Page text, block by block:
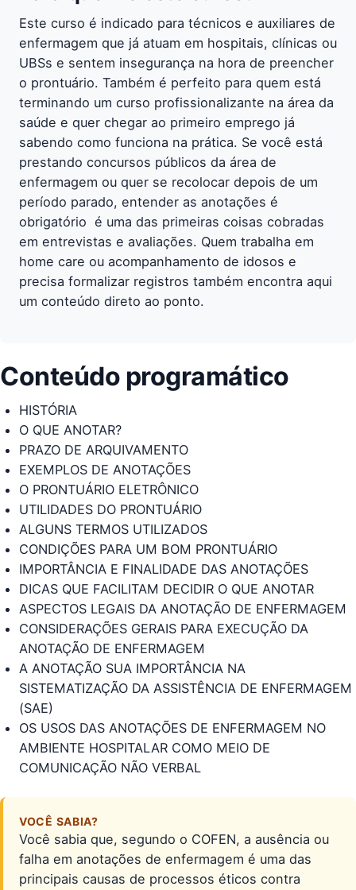
Este curso é indicado para técnicos e auxiliares de
enfermagem que já atuam em hospitais, clínicas ou
UBSs e sentem insegurança na hora de preencher
o prontuário. Também é perfeito para quem está
terminando um curso profissionalizante na área da
saúde e quer chegar ao primeiro emprego já
sabendo como funciona na prática. Se você está
prestando concursos públicos da área de
enfermagem ou quer se recolocar depois de um
período parado, entender as anotações é
obrigatório  é uma das primeiras coisas cobradas
em entrevistas e avaliações. Quem trabalha em
home care ou acompanhamento de idosos e
precisa formalizar registros também encontra aqui
um conteúdo direto ao ponto.
Conteúdo programático
HISTÓRIA
O QUE ANOTAR?
PRAZO DE ARQUIVAMENTO
EXEMPLOS DE ANOTAÇÕES
O PRONTUÁRIO ELETRÔNICO
UTILIDADES DO PRONTUÁRIO
ALGUNS TERMOS UTILIZADOS
CONDIÇÕES PARA UM BOM PRONTUÁRIO
IMPORTÂNCIA E FINALIDADE DAS ANOTAÇÕES
DICAS QUE FACILITAM DECIDIR O QUE ANOTAR
ASPECTOS LEGAIS DA ANOTAÇÃO DE ENFERMAGEM
CONSIDERAÇÕES GERAIS PARA EXECUÇÃO DA
ANOTAÇÃO DE ENFERMAGEM
A ANOTAÇÃO SUA IMPORTÂNCIA NA
SISTEMATIZAÇÃO DA ASSISTÊNCIA DE ENFERMAGEM
(SAE)
OS USOS DAS ANOTAÇÕES DE ENFERMAGEM NO
AMBIENTE HOSPITALAR COMO MEIO DE
COMUNICAÇÃO NÃO VERBAL
VOCÊ SABIA?
Você sabia que, segundo o COFEN, a ausência ou
falha em anotações de enfermagem é uma das
principais causas de processos éticos contra